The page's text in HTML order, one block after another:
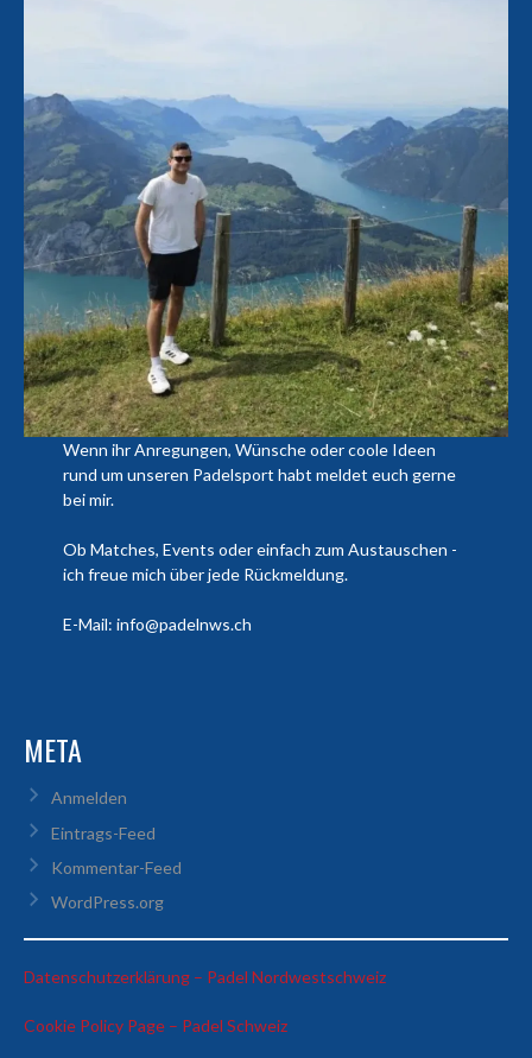
Wenn ihr Anregungen, Wünsche oder coole Ideen
rund um unseren Padelsport habt meldet euch gerne
bei mir.
Ob Matches, Events oder einfach zum Austauschen -
ich freue mich über jede Rückmeldung.
E-Mail: info@padelnws.ch
META
Anmelden
Eintrags-Feed
Kommentar-Feed
WordPress.org
Datenschutzerklärung – Padel Nordwestschweiz:
Cookie Policy Page – Padel Schweiz: